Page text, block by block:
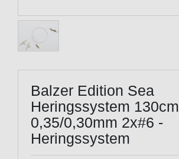
Balzer Edition Sea
Heringssystem 130cm
0,35/0,30mm 2x#6 -
Heringssystem